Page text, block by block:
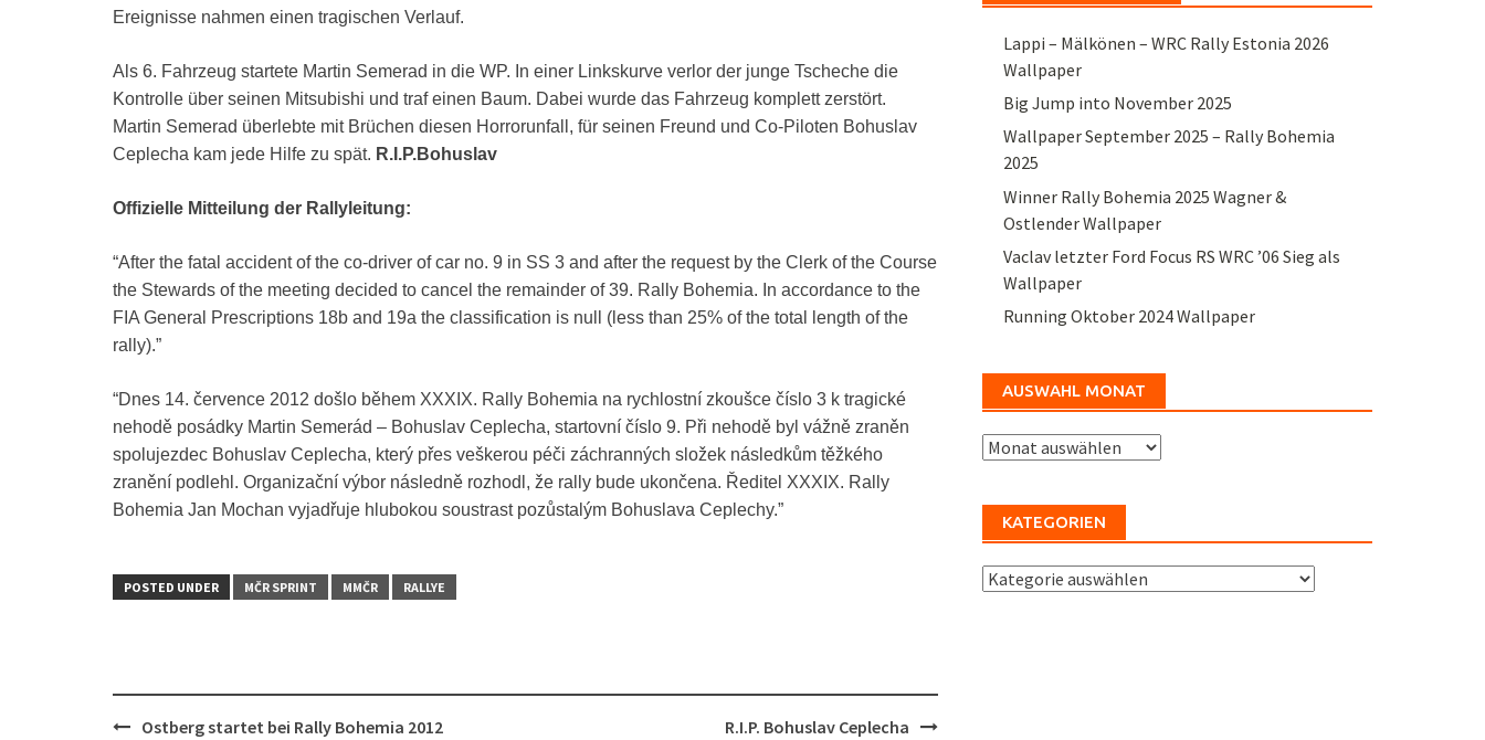
Ereignisse nahmen einen tragischen Verlauf.
Als 6. Fahrzeug startete Martin Semerad in die WP. In einer Linkskurve verlor der junge Tscheche die
Kontrolle über seinen Mitsubishi und traf einen Baum. Dabei wurde das Fahrzeug komplett zerstört.
Martin Semerad überlebte mit Brüchen diesen Horrorunfall, für seinen Freund und Co-Piloten Bohuslav
Ceplecha kam jede Hilfe zu spät. R.I.P.Bohuslav
Offizielle Mitteilung der Rallyleitung:
“After the fatal accident of the co-driver of car no. 9 in SS 3 and after the request by the Clerk of the Course
the Stewards of the meeting decided to cancel the remainder of 39. Rally Bohemia. In accordance to the
FIA General Prescriptions 18b and 19a the classification is null (less than 25% of the total length of the
rally).”
“Dnes 14. července 2012 došlo během XXXIX. Rally Bohemia na rychlostní zkoušce číslo 3 k tragické
nehodě posádky Martin Semerád – Bohuslav Ceplecha, startovní číslo 9. Při nehodě byl vážně zraněn
spolujezdec Bohuslav Ceplecha, který přes veškerou péči záchranných složek následkům těžkého
zranění podlehl. Organizační výbor následně rozhodl, že rally bude ukončena. Ředitel XXXIX. Rally
Bohemia Jan Mochan vyjadřuje hlubokou soustrast pozůstalým Bohuslava Ceplechy.”
POSTED UNDER MČR SPRINT MMČR RALLYE
PostOstberg startet bei Rally Bohemia 2012 R.I.P. Bohuslav Ceplecha
Lappi – Mälkönen – WRC Rally Estonia 2026
Wallpaper
Big Jump into November 2025
Wallpaper September 2025 – Rally Bohemia
2025
Winner Rally Bohemia 2025 Wagner &
Ostlender Wallpaper
Vaclav letzter Ford Focus RS WRC ’06 Sieg als
Wallpaper
Running Oktober 2024 Wallpaper
AUSWAHL MONAT
Auswahl
KATEGORIEN
Kategorien